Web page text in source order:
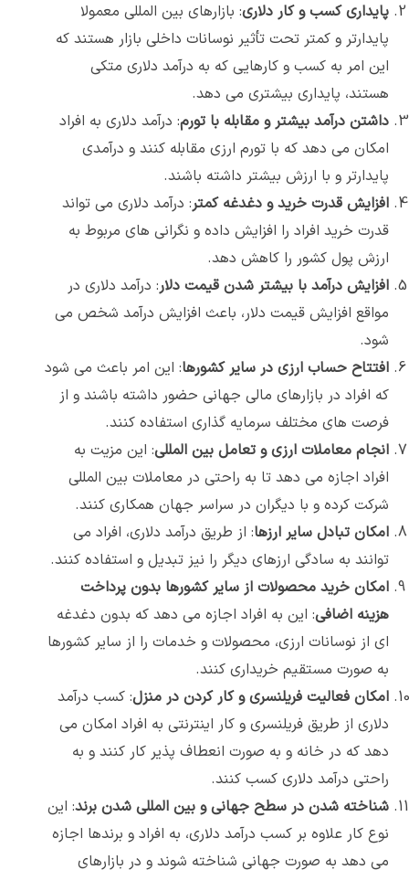
پایداری کسب و کار دلاری: بازارهای بین المللی معمولا
پایدارتر و کمتر تحت تأثیر نوسانات داخلی بازار هستند که
این امر به کسب و کارهایی که به درآمد دلاری متکی
هستند، پایداری بیشتری می دهد.
داشتن درآمد بیشتر و مقابله با تورم: درآمد دلاری به افراد
امکان می دهد که با تورم ارزی مقابله کنند و درآمدی
پایدارتر و با ارزش بیشتر داشته باشند.
افزایش قدرت خرید و دغدغه کمتر: درآمد دلاری می تواند
قدرت خرید افراد را افزایش داده و نگرانی های مربوط به
ارزش پول کشور را کاهش دهد.
افزایش درآمد با بیشتر شدن قیمت دلار: درآمد دلاری در
مواقع افزایش قیمت دلار، باعث افزایش درآمد شخص می
شود.
افتتاح حساب ارزی در سایر کشورها: این امر باعث می شود
که افراد در بازارهای مالی جهانی حضور داشته باشند و از
فرصت های مختلف سرمایه گذاری استفاده کنند.
انجام معاملات ارزی و تعامل بین المللی: این مزیت به
افراد اجازه می دهد تا به راحتی در معاملات بین المللی
شرکت کرده و با دیگران در سراسر جهان همکاری کنند.
امکان تبادل سایر ارزها: از طریق درآمد دلاری، افراد می
توانند به سادگی ارزهای دیگر را نیز تبدیل و استفاده کنند.
امکان خرید محصولات از سایر کشورها بدون پرداخت
هزینه اضافی: این به افراد اجازه می دهد که بدون دغدغه
ای از نوسانات ارزی، محصولات و خدمات را از سایر کشورها
به صورت مستقیم خریداری کنند.
امکان فعالیت فریلنسری و کار کردن در منزل: کسب درآمد
دلاری از طریق فریلنسری و کار اینترنتی به افراد امکان می
دهد که در خانه و به صورت انعطاف پذیر کار کنند و به
راحتی درآمد دلاری کسب کنند.
شناخته شدن در سطح جهانی و بین المللی شدن برند: این
نوع کار علاوه بر کسب درآمد دلاری، به افراد و برندها اجازه
می دهد به صورت جهانی شناخته شوند و در بازارهای